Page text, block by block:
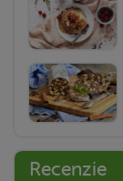
Recenzie